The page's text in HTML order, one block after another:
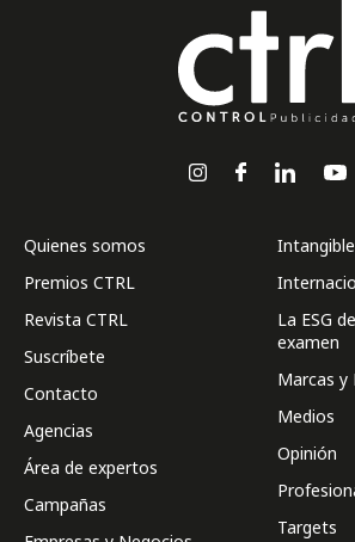
Quienes somos
Premios CTRL
Revista CTRL
Suscríbete
Contacto
Agencias
Área de expertos
Campañas
La ESG
examen
Marcas y
Medios
Opinión
Targets